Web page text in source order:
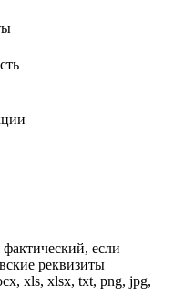
если
реквизиты
xls, xlsx, txt, png, jpg,